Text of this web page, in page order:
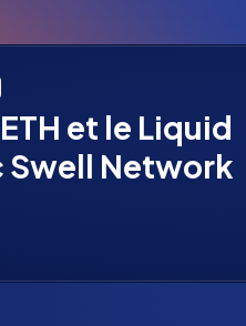
et le Liquid
Swell Network